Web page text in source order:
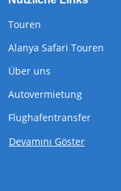
Touren
Alanya Safari Touren
Über uns
Autovermietung
Flughafentransfer
Devamını Göster